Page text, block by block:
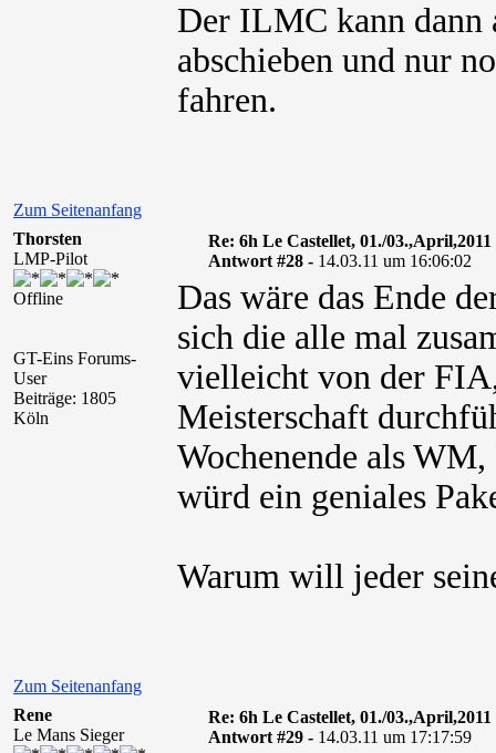
Der ILMC kann
abschieben und nur
fahren.
Zum Seitenanfang
Thorsten
LMP-Pilot
Offline
GT-Eins Forums-
User
Beiträge: 1805
Köln
Re: 6h Le Castellet, 01./03.,April,2011
Antwort #28 - 14.03.11 um 16:06:02
Das wäre das Ende
sich die alle mal
vielleicht von der
Meisterschaft
Wochenende als
würd ein geniales
Warum will jeder
Zum Seitenanfang
Rene
Le Mans Sieger
Re: 6h Le Castellet, 01./03.,April,2011
Antwort #29 - 14.03.11 um 17:17:59